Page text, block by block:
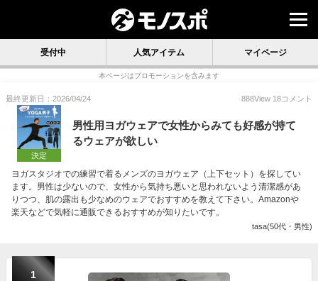
受付中 人気アイテム マイページ
本ページはプロモーションを含みます
最終更新日：2026/04/24 888View 18コメント
決定
男性用ヨガウェアで女性からみても好感が持て
るウェアが欲しい
ヨガスタジオでの練習で着るメンズのヨガウェア（上下セット）を探してい
ます。男性は少ないので、女性から気持ち悪いと思われないよう清潔感があ
りつつ、肌の露出も少なめのウェアでおすすめを教えて下さい。Amazonや
楽天などで気軽に通販できるおすすめが知りたいです。
tasa(50代・男性)
1